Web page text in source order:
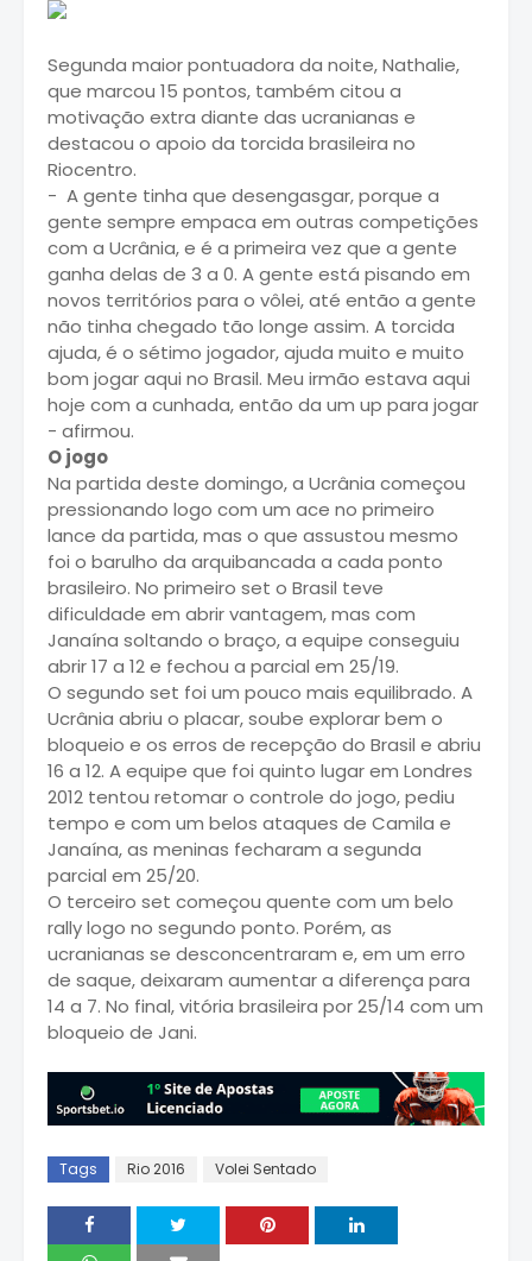
Segunda maior pontuadora da noite, Nathalie,
que marcou 15 pontos, também citou a
motivação extra diante das ucranianas e
destacou o apoio da torcida brasileira no
Riocentro.
- A gente tinha que desengasgar, porque a
gente sempre empaca em outras competições
com a Ucrânia, e é a primeira vez que a gente
ganha delas de 3 a 0. A gente está pisando em
novos territórios para o vôlei, até então a gente
não tinha chegado tão longe assim. A torcida
ajuda, é o sétimo jogador, ajuda muito e muito
bom jogar aqui no Brasil. Meu irmão estava aqui
hoje com a cunhada, então da um up para jogar
- afirmou.
O jogo
Na partida deste domingo, a Ucrânia começou
pressionando logo com um ace no primeiro
lance da partida, mas o que assustou mesmo
foi o barulho da arquibancada a cada ponto
brasileiro. No primeiro set o Brasil teve
dificuldade em abrir vantagem, mas com
Janaína soltando o braço, a equipe conseguiu
abrir 17 a 12 e fechou a parcial em 25/19.
O segundo set foi um pouco mais equilibrado. A
Ucrânia abriu o placar, soube explorar bem o
bloqueio e os erros de recepção do Brasil e abriu
16 a 12. A equipe que foi quinto lugar em Londres
2012 tentou retomar o controle do jogo, pediu
tempo e com um belos ataques de Camila e
Janaína, as meninas fecharam a segunda
parcial em 25/20.
O terceiro set começou quente com um belo
rally logo no segundo ponto. Porém, as
ucranianas se desconcentraram e, em um erro
de saque, deixaram aumentar a diferença para
14 a 7. No final, vitória brasileira por 25/14 com um
bloqueio de Jani.
Tags Rio 2016 Volei Sentado